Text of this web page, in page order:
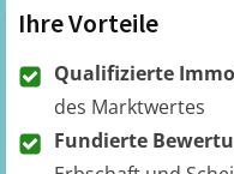
Ihre Vorteile
Qualifizierte
des Marktwertes
Fundierte